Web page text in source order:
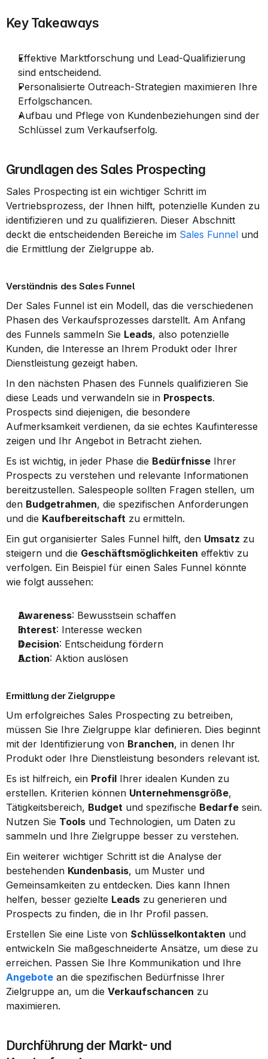
Key Takeaways
Effektive Marktforschung und Lead-Qualifizierung
sind entscheidend.
Personalisierte Outreach-Strategien maximieren Ihre
Erfolgschancen.
Aufbau und Pflege von Kundenbeziehungen sind der
Schlüssel zum Verkaufserfolg.
Grundlagen des Sales Prospecting
Sales Prospecting ist ein wichtiger Schritt im
Vertriebsprozess, der Ihnen hilft, potenzielle Kunden zu
identifizieren und zu qualifizieren. Dieser Abschnitt
deckt die entscheidenden Bereiche im Sales Funnel und
die Ermittlung der Zielgruppe ab.
Verständnis des Sales Funnel
Der Sales Funnel ist ein Modell, das die verschiedenen
Phasen des Verkaufsprozesses darstellt. Am Anfang
des Funnels sammeln Sie Leads, also potenzielle
Kunden, die Interesse an Ihrem Produkt oder Ihrer
Dienstleistung gezeigt haben.
In den nächsten Phasen des Funnels qualifizieren Sie
diese Leads und verwandeln sie in Prospects.
Prospects sind diejenigen, die besondere
Aufmerksamkeit verdienen, da sie echtes Kaufinteresse
zeigen und Ihr Angebot in Betracht ziehen.
Es ist wichtig, in jeder Phase die Bedürfnisse Ihrer
Prospects zu verstehen und relevante Informationen
bereitzustellen. Salespeople sollten Fragen stellen, um
den Budgetrahmen, die spezifischen Anforderungen
und die Kaufbereitschaft zu ermitteln.
Ein gut organisierter Sales Funnel hilft, den Umsatz zu
steigern und die Geschäftsmöglichkeiten effektiv zu
verfolgen. Ein Beispiel für einen Sales Funnel könnte
wie folgt aussehen:
Awareness: Bewusstsein schaffen
Interest: Interesse wecken
Decision: Entscheidung fördern
Action: Aktion auslösen
Ermittlung der Zielgruppe
Um erfolgreiches Sales Prospecting zu betreiben,
müssen Sie Ihre Zielgruppe klar definieren. Dies beginnt
mit der Identifizierung von Branchen, in denen Ihr
Produkt oder Ihre Dienstleistung besonders relevant ist.
Es ist hilfreich, ein Profil Ihrer idealen Kunden zu
erstellen. Kriterien können Unternehmensgröße,
Tätigkeitsbereich, Budget und spezifische Bedarfe sein.
Nutzen Sie Tools und Technologien, um Daten zu
sammeln und Ihre Zielgruppe besser zu verstehen.
Ein weiterer wichtiger Schritt ist die Analyse der
bestehenden Kundenbasis, um Muster und
Gemeinsamkeiten zu entdecken. Dies kann Ihnen
helfen, besser gezielte Leads zu generieren und
Prospects zu finden, die in Ihr Profil passen.
Erstellen Sie eine Liste von Schlüsselkontakten und
entwickeln Sie maßgeschneiderte Ansätze, um diese zu
Angebote an die spezifischen Bedürfnisse Ihrer
Zielgruppe an, um die Verkaufschancen zu
maximieren.
Durchführung der Markt- und